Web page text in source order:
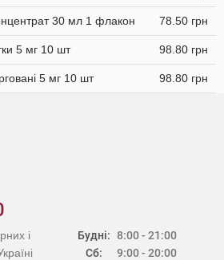
30 мл 1 флакон 78.50 грн
5 мг 10 шт 98.80 грн
5 мг 10 шт 98.80 грн
Будні:
Сб:
8:00 - 21:00
9:00 - 20:00
і